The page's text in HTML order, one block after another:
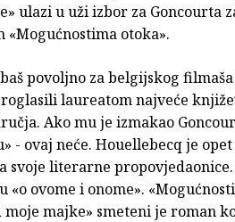
ulazi u uži izbor za Goncourta
«Mogućnostima otoka».
povoljno za belgijskog filmaša
laureatom najveće
Ako mu je izmakao
- ovaj neće. Houellebecq je
literarne propovjedaonice.
ovome i onome».
majke» smeteni je roman